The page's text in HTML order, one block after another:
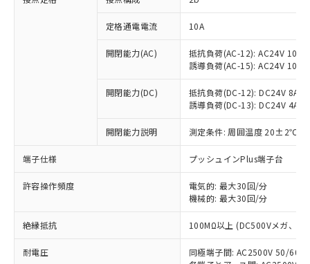
定格通電電流 10A
開閉能力(AC)
抵抗負荷(AC-12): AC24V 10A/
誘導負荷(AC-15): AC24V
開閉能力(DC)
抵抗負荷(DC-12): DC24V 8A/
誘導負荷(DC-13): DC24V 4A/
開閉能力説明 測定条件: 周囲温度 20±2℃、
端子仕様 プッシュインPlus端子台
許容操作頻度
電気的: 最大30回/分
機械的: 最大30回/分
絶縁抵抗 100MΩ以上 (DC500Vメガ、点
耐電圧
同極端子間: AC2500V 50/
ご利用条件
以下の条件をお読みいただき、同意のうえ
本サービスは、当社制御機器事業取扱
商品の当社在庫状況および標準価格
(税抜)を提供させていただくもので
当社制御機器事業取扱商品の中には、
本サービスの対象外となる商品もある
ことをご了承ください。
在庫状況および標準価格照会結果は、
記載している更新日時点での社内デー
タに基づき作成されるものであり、閲
準価格とは異なる場合があることをご
対応予定：EU RoHS指令（10物質）の非含
有に対応した製品に切り替える予定のある
対応予定なし：EU RoHS指令（10物質）の
非含有に非対応の商品で、対応品を出す予
調査・確認中：EU RoHS指令（10物質）の
非含有の対応状況を調査中または確認中の
非該当品：ライセンス料など無形物で、有
害物質有無と関係のない商品です。
仕入先様の事情により、非含有部品として
いたものが、含有品と判明した場合などや
むを得ず変更することがあります。
*EU RoHS指令（10物質）：
鉛(Pb) 1000ppm以下、 水銀(Hg) 1000ppm以下、 カド
六価クロム(Cr(Ⅵ)) 1000ppm以下、ポリ臭化ビフェニル
「○」：最大均質材料含有率が中国RoHSの
基準値以下であることを示します。
「×」：最大均質材料含有率が中国RoHSの
基準値を超えていることを示します。
「－」：未確認です。当社販売部門へお問
当社は、これら貴社製品のうち、外国
為替および外国貿易法に定める商品
（以下｢規制貨物等」という）を輸出
または国外への提供する場合は、日本
国政府の輸出許可(または役務取引許
可)を取得するなどの必要な手続きを